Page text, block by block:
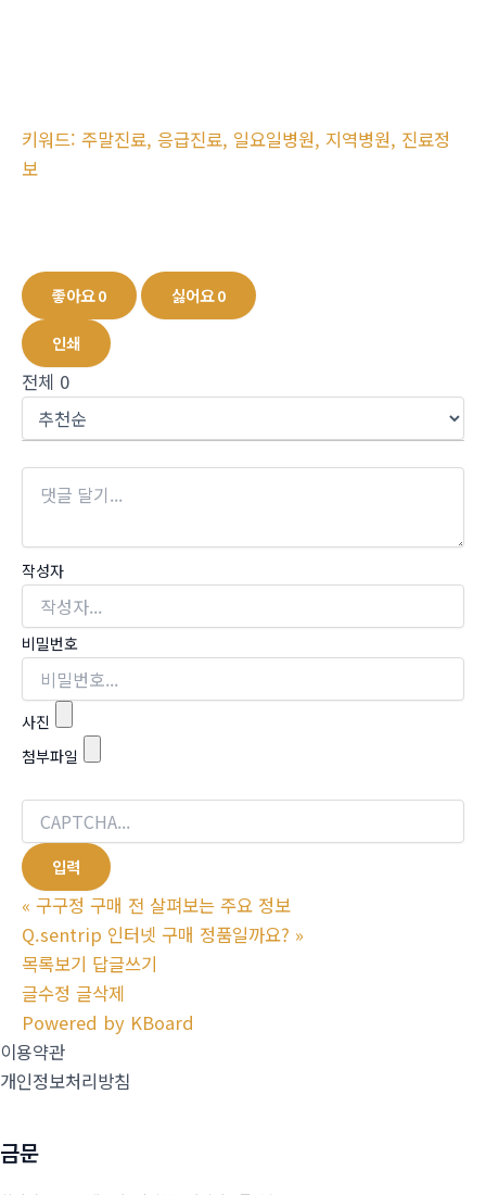
키워드: 주말진료, 응급진료, 일요일병원, 지역병원, 진료정
보
좋아요0 싫어요0
인쇄
전체 0
작성자
비밀번호
사진
첨부파일
« 구구정 구매 전 살펴보는 주요 정보
Q.sentrip 인터넷 구매 정품일까요? »
목록보기 답글쓰기
글수정 글삭제
Powered by KBoard
이용약관
개인정보처리방침
금문